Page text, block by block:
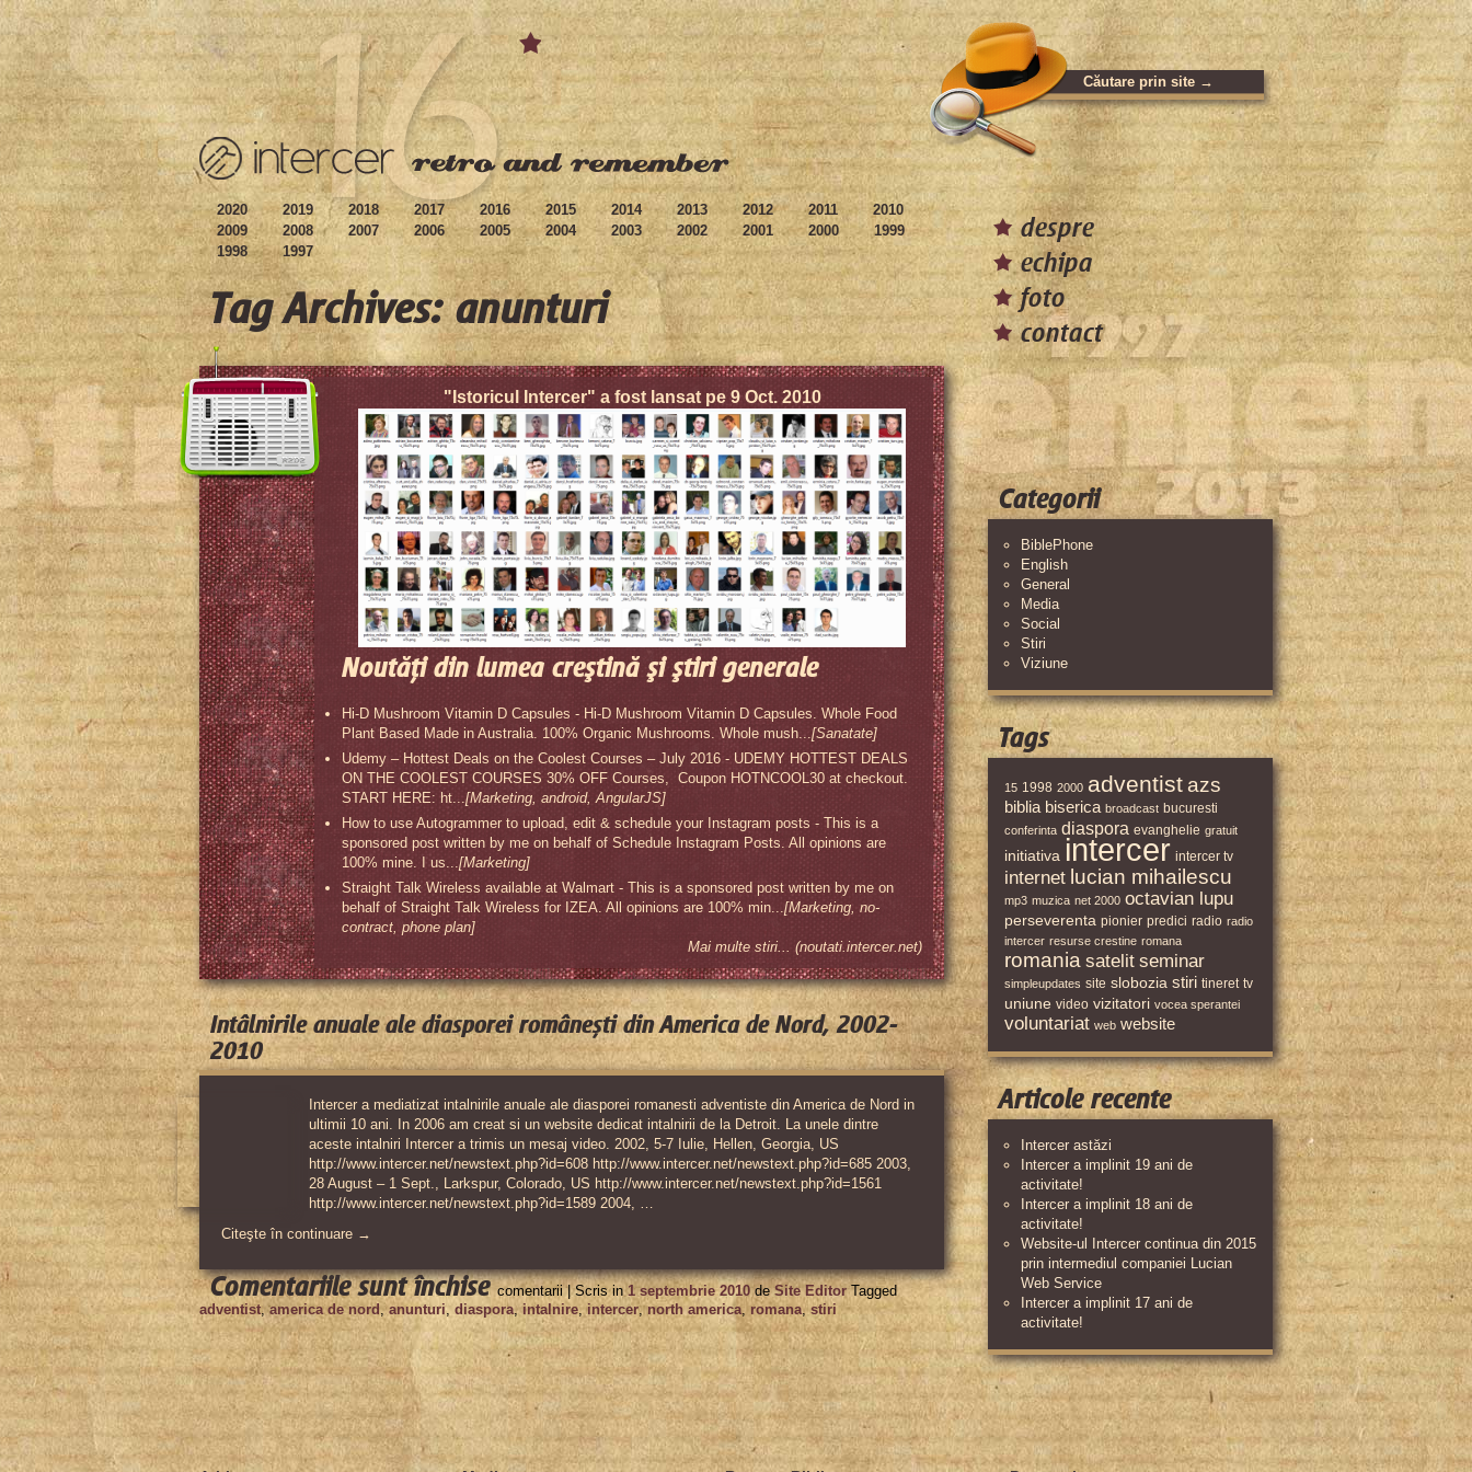
2020 2019 2018 2017 2016 2015 2014 2013 2012 2011
2010
2009
2008 2007 2006 2005 2004 2003 2002 2001 2000
1999
1998
1997
despre
echipa
foto
contact
Tag Archives: anunturi
"Istoricul Intercer" a fost lansat pe 9 Oct. 2010
Noutăţi din lumea creştină şi ştiri generale
Hi-D Mushroom Vitamin D Capsules - Hi-D Mushroom Vitamin D Capsules. Whole Food
Plant Based Made in Australia. 100% Organic Mushrooms. Whole mush...[Sanatate]
Udemy – Hottest Deals on the Coolest Courses – July 2016 - UDEMY HOTTEST DEALS
ON THE COOLEST COURSES 30% OFF Courses, Coupon HOTNCOOL30 at checkout.
START HERE: ht...[Marketing, android, AngularJS]
How to use Autogrammer to upload, edit & schedule your Instagram posts - This is a
sponsored post written by me on behalf of Schedule Instagram Posts. All opinions are
100% mine. I us...[Marketing]
Straight Talk Wireless available at Walmart - This is a sponsored post written by me on
behalf of Straight Talk Wireless for IZEA. All opinions are 100% min...[Marketing, no-
contract, phone plan]
Mai multe stiri... (noutati.intercer.net)
Intâlnirile anuale ale diasporei românești din America de Nord, 2002-
2010
Intercer a mediatizat intalnirile anuale ale diasporei romanesti adventiste din America de Nord in
ultimii 10 ani. In 2006 am creat si un website dedicat intalnirii de la Detroit. La unele dintre
aceste intalniri Intercer a trimis un mesaj video. 2002, 5-7 Iulie, Hellen, Georgia, US
http://www.intercer.net/newstext.php?id=608 http://www.intercer.net/newstext.php?id=685 2003,
28 August – 1 Sept., Larkspur, Colorado, US http://www.intercer.net/newstext.php?id=1561
http://www.intercer.net/newstext.php?id=1589 2004, …
Citeşte în continuare →
Comentariile sunt închisepentru
Intâlnirile
anuale
ale
diasporei
românești
din
comentarii |Scris in 1 septembrie 2010 de Site EditorTagged
adventist,america de nord ,anunturi, diaspora,intalnire,intercer,north america, romana,stiri
Categorii
BiblePhone
English
General
Media
Social
Stiri
Viziune
Tags
15 1998 2000 adventistazs
biblia biserica broadcast bucuresti
conferinta diaspora evanghelie gratuit
initiativa intercer intercer tv
internet lucian mihailescu
mp3 muzica net 2000 octavian lupu
perseverenta pionier predici radio radio
intercer resurse crestine romana
romania satelit seminar
simpleupdates site slobozia stiri tineret tv
uniune video vizitatori vocea sperantei
voluntariat web website
Articole recente
Intercer astăzi
Intercer a implinit 19 ani de
activitate!
Intercer a implinit 18 ani de
activitate!
Website-ul Intercer continua din 2015
prin intermediul companiei Lucian
Web Service
Intercer a implinit 17 ani de
activitate!